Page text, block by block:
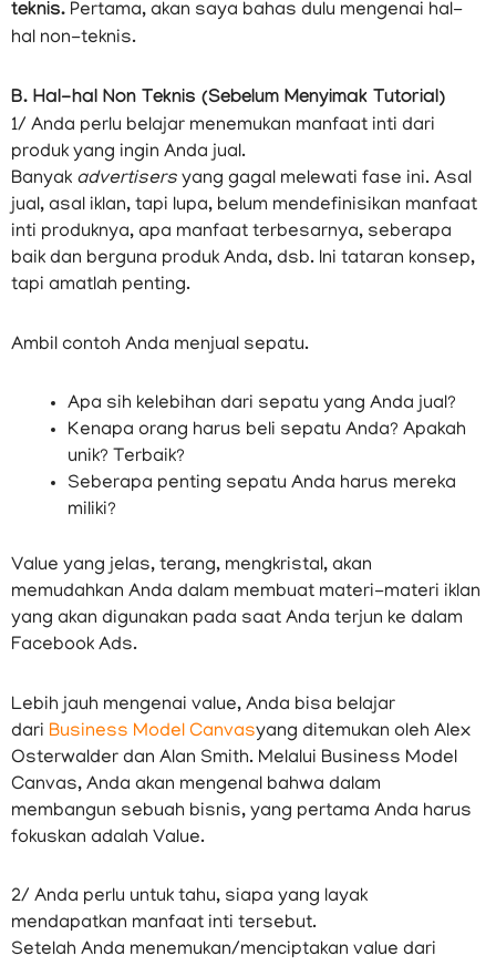
teknis. Pertama, akan saya bahas dulu mengenai hal-
hal non-teknis.
B. Hal-hal Non Teknis (Sebelum Menyimak Tutorial)
1/ Anda perlu belajar menemukan manfaat inti dari
produk yang ingin Anda jual.
Banyak advertisers yang gagal melewati fase ini. Asal
jual, asal iklan, tapi lupa, belum mendefinisikan manfaat
inti produknya, apa manfaat terbesarnya, seberapa
baik dan berguna produk Anda, dsb. Ini tataran konsep,
tapi amatlah penting.
Ambil contoh Anda menjual sepatu.
Apa sih kelebihan dari sepatu yang Anda jual?
Kenapa orang harus beli sepatu Anda? Apakah
unik? Terbaik?
Seberapa penting sepatu Anda harus mereka
miliki?
Value yang jelas, terang, mengkristal, akan
memudahkan Anda dalam membuat materi-materi iklan
yang akan digunakan pada saat Anda terjun ke dalam
Facebook Ads.
Lebih jauh mengenai value, Anda bisa belajar
dari Business Model Canvasyang ditemukan oleh Alex
Osterwalder dan Alan Smith. Melalui Business Model
Canvas, Anda akan mengenal bahwa dalam
membangun sebuah bisnis, yang pertama Anda harus
fokuskan adalah Value.
2/ Anda perlu untuk tahu, siapa yang layak
mendapatkan manfaat inti tersebut.
Setelah Anda menemukan/menciptakan value dari